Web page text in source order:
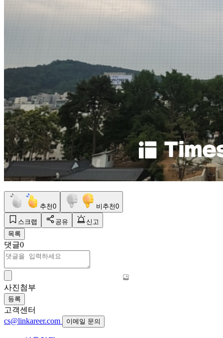
추천0 비추천0
스크랩 공유
신고
목록
댓글0
사진첨부
등록
고객센터
cs@linkareer.com
이메일 문의